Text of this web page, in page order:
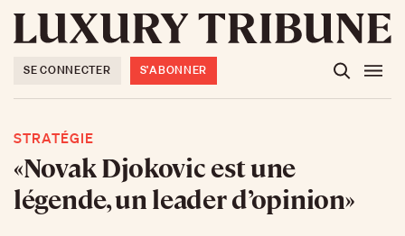
SE CONNECTER S'ABONNER
STRATÉGIE
«Novak Djokovic est une
légende, un leader d’opinion»